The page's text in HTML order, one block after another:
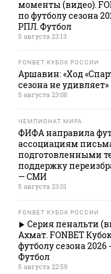
моменты (видео).
по футболу сезона
РПЛ. Футбол
5 августа 23:13
FONBET КУБОК РОССИИ
Аршавин: «Ход
сезона не удивляет»
5 августа 23:08
ЧЕМПИОНАТ МИРА
ФИФА направила
ассоциациям
подготовленными
поддержку
— СМИ
5 августа 23:01
FONBET КУБОК РОССИИ
Серия пенальти
Ахмат. FONBET
футболу сезона 2026
Футбол
5 августа 22:59